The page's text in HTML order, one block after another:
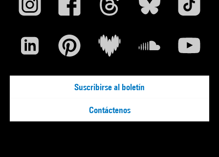
Suscribirse al boletín
Contáctenos